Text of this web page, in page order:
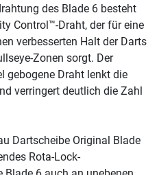
des Blade 6 besteht
Control™-Draht, der für eine
verbesserten Halt der Darts
Zonen sorgt. Der
gebogene Draht lenkt die
verringert deutlich die Zahl
Dartscheibe Original Blade
Rota-Lock-